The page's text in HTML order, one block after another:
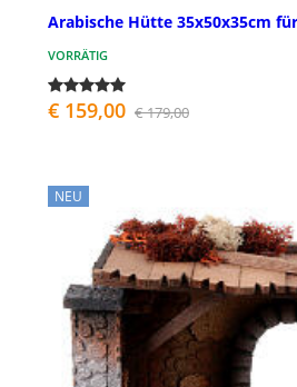
Arabische Hütte 35x50x35cm
VORRÄTIG
€ 159,00 € 179,00
NEU